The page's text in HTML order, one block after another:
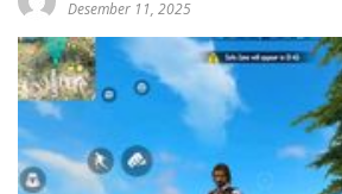
Desember 11, 2025